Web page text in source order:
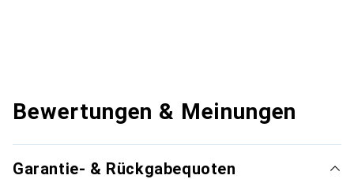
Bewertungen & Meinungen
Garantie- & Rückgabequoten